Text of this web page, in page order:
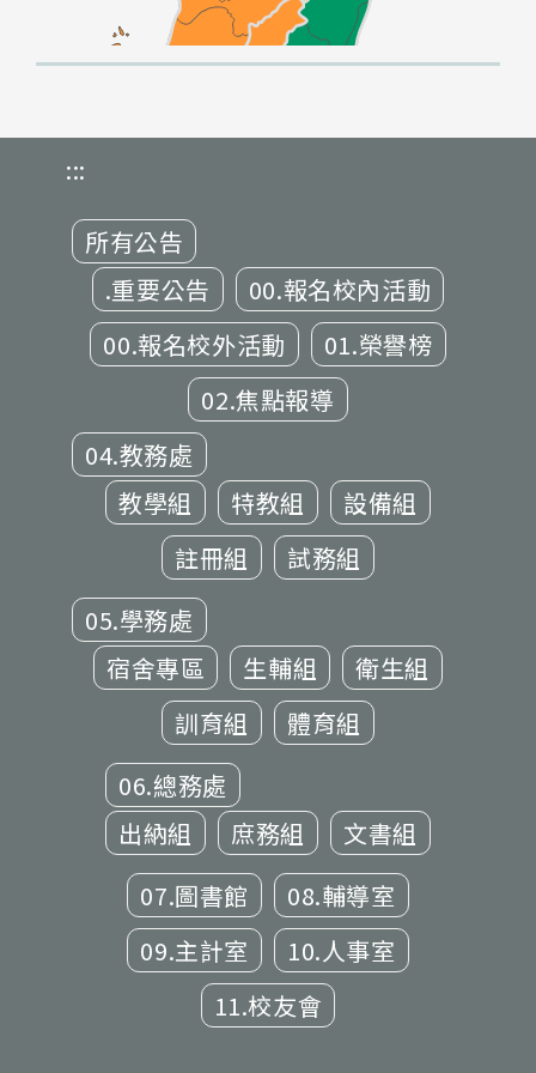
:::
所有公告
.重要公告
00.報名校內活動
00.報名校外活動
01.榮譽榜
02.焦點報導
04.教務處
教學組
特教組
設備組
註冊組
試務組
05.學務處
宿舍專區
生輔組
衛生組
訓育組
體育組
06.總務處
出納組
庶務組
文書組
07.圖書館
08.輔導室
09.主計室
10.人事室
11.校友會